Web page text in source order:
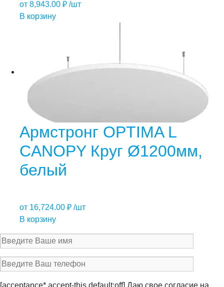
от 8,943.00 ₽ /шт
В корзину
Армстронг OPTIMA L
CANOPY Круг Ø1200мм,
белый
от 16,724.00 ₽ /шт
В корзину
[acceptance* accept-this default:off] Даю свое согласие на